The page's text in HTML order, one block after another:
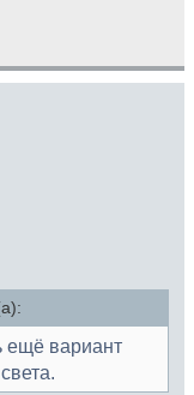
ещё вариант